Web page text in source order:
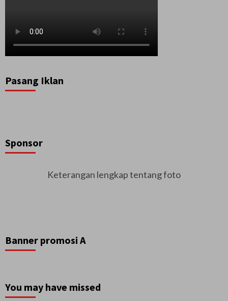
Pasang Iklan
Sponsor
Keterangan lengkap tentang foto
Banner promosi A
You may have missed